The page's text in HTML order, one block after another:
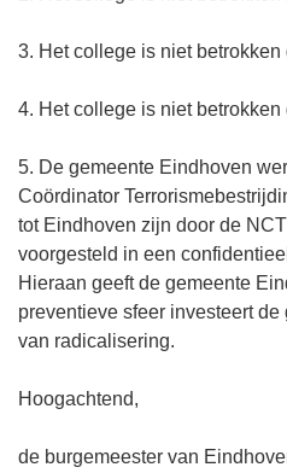
3. Het college is niet
4. Het college is niet
5. De gemeente Eindhoven
Coördinator
tot Eindhoven zijn door de
voorgesteld in een
Hieraan geeft de gemeente
preventieve sfeer investeert
van radicalisering.
Hoogachtend,
de burgemeester van